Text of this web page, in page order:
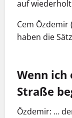
auf
Cem
haben die
Wenn
Straße
Özdemir: …